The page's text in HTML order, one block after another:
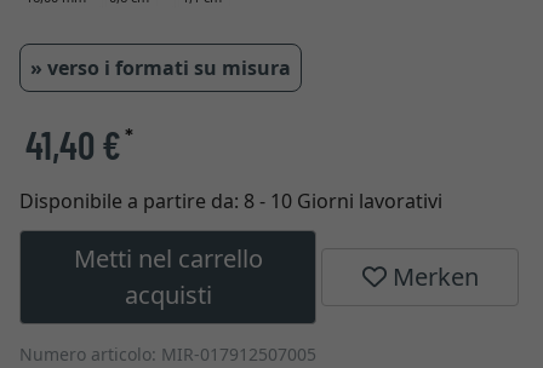
» verso i formati su misura
41,40 €*
Disponibile a partire da: 8 - 10 Giorni lavorativi
Metti nel carrello
acquisti
Merken
Numero articolo: MIR-017912507005